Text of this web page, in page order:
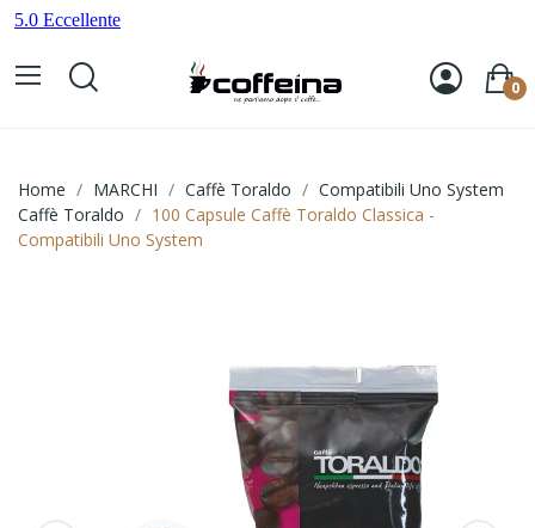
0
Home MARCHI Caffè Toraldo
Compatibili Uno System
Caffè Toraldo
100 Capsule Caffè Toraldo Classica -
Compatibili Uno System